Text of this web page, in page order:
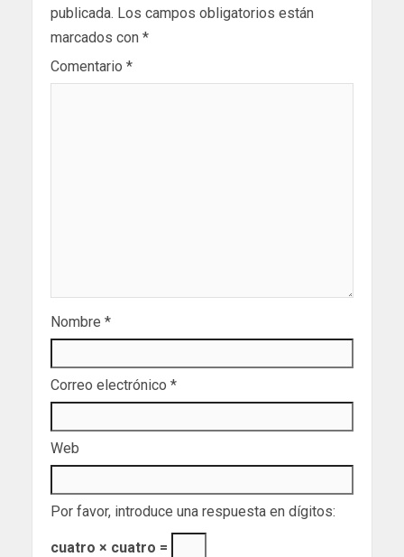
publicada. Los campos obligatorios están
marcados con *
Comentario *
Nombre *
Correo electrónico *
Web
Por favor, introduce una respuesta en dígitos:
cuatro × cuatro =